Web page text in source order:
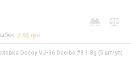
2.95 грн
Decoy VJ-36 Decibo #3 1.8g (5 шт/уп)